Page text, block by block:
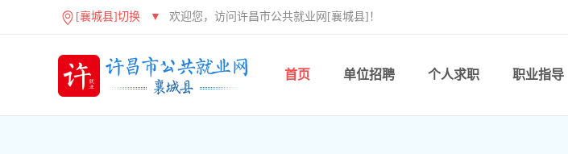
[襄城县]切换 ▼ 欢迎您，访问许昌市公共就业网[襄城县]！
首页 单位招聘 个人求职 职业指导